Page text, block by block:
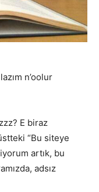
n’oolur
E biraz
“Bu siteye
artık, bu
adsız